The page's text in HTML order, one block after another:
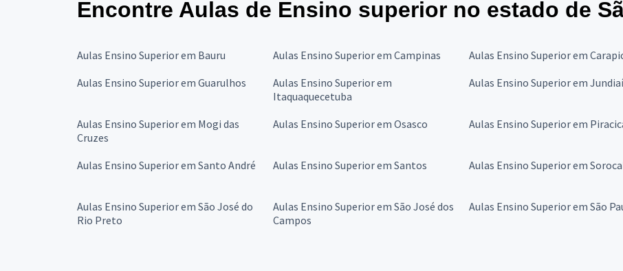
Encontre Aulas de Ensino superior no estado de
Aulas Ensino Superior em Bauru Aulas Ensino Superior em Campinas Aulas Ensino Superior em
Aulas Ensino Superior em Guarulhos
Aulas Ensino Superior em
Itaquaquecetuba
Aulas Ensino Superior em Jundiaí
Aulas Ensino Superior em Mogi das
Cruzes
Aulas Ensino Superior em Osasco Aulas Ensino Superior em
Aulas Ensino Superior em Santo André
Aulas Ensino Superior em Santos Aulas Ensino Superior em
Aulas Ensino Superior em São José do
Rio Preto
Aulas Ensino Superior em São José dos
Campos
Aulas Ensino Superior em São